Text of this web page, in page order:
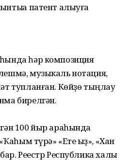
патент алыуға
һәр композиция
музыкаль нотация,
тупланған. Көйҙө тыңлау
бирелгән.
100 йыр араһында
түрә» «Ете ҡыҙ», «Хан
Реестр Республика халыҡ